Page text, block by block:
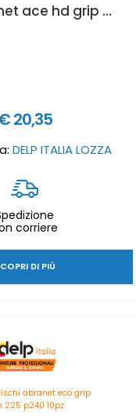
Mirka Abranet ace hd grip mm. 150 p60 5 pz
20,35
DELP ITALIA LOZZA
corriere
DI PIÙ